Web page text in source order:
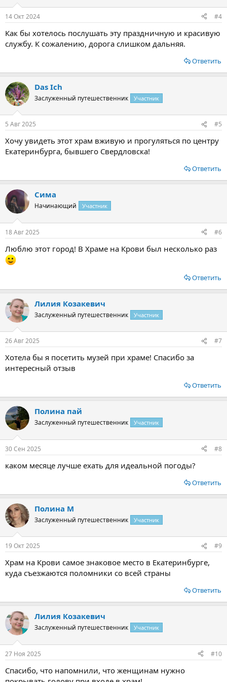
14 Окт 2024 #4
Как бы хотелось послушать эту праздничную и красивую
службу. К сожалению, дорога слишком дальняя.
Ответить
Das Ich
Заслуженный путешественник Участник
5 Авг 2025 #5
Хочу увидеть этот храм вживую и прогуляться по центру
Екатеринбурга, бывшего Свердловска!
Ответить
Сима
Начинающий Участник
18 Авг 2025 #6
Люблю этот город! В Храме на Крови был несколько раз
Ответить
Лилия Козакевич
Заслуженный путешественник Участник
26 Авг 2025 #7
Хотела бы я посетить музей при храме! Спасибо за
интересный отзыв
Ответить
Полина пай
Заслуженный путешественник Участник
30 Сен 2025 #8
каком месяце лучше ехать для идеальной погоды?
Ответить
Полина М
Заслуженный путешественник Участник
19 Окт 2025 #9
Храм на Крови самое знаковое место в Екатеринбурге,
куда съезжаются поломники со всей страны
Ответить
Лилия Козакевич
Заслуженный путешественник Участник
27 Ноя 2025 #10
Спасибо, что напомнили, что женщинам нужно